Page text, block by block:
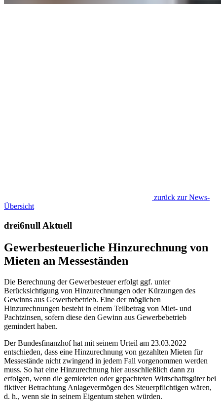
zurück zur News-
Übersicht
drei6null Aktuell
Gewerbesteuerliche Hinzurechnung von
Mieten an Messeständen
Die Berechnung der Gewerbesteuer erfolgt ggf. unter
Berücksichtigung von Hinzurechnungen oder Kürzungen des
Gewinns aus Gewerbebetrieb. Eine der möglichen
Hinzurechnungen besteht in einem Teilbetrag von Miet- und
Pachtzinsen, sofern diese den Gewinn aus Gewerbebetrieb
gemindert haben.
Der Bundesfinanzhof hat mit seinem Urteil am 23.03.2022
entschieden, dass eine Hinzurechnung von gezahlten Mieten für
Messestände nicht zwingend in jedem Fall vorgenommen werden
muss. So hat eine Hinzurechnung hier ausschließlich dann zu
erfolgen, wenn die gemieteten oder gepachteten Wirtschaftsgüter bei
fiktiver Betrachtung Anlagevermögen des Steuerpflichtigen wären,
d. h., wenn sie in seinem Eigentum stehen würden.